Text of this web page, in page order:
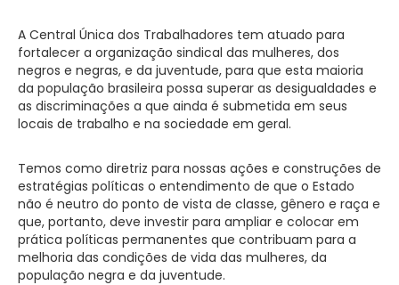
A Central Única dos Trabalhadores tem atuado para
fortalecer a organização sindical das mulheres, dos
negros e negras, e da juventude, para que esta maioria
da população brasileira possa superar as desigualdades e
as discriminações a que ainda é submetida em seus
locais de trabalho e na sociedade em geral.
Temos como diretriz para nossas ações e construções de
estratégias políticas o entendimento de que o Estado
não é neutro do ponto de vista de classe, gênero e raça e
que, portanto, deve investir para ampliar e colocar em
prática políticas permanentes que contribuam para a
melhoria das condições de vida das mulheres, da
população negra e da juventude.